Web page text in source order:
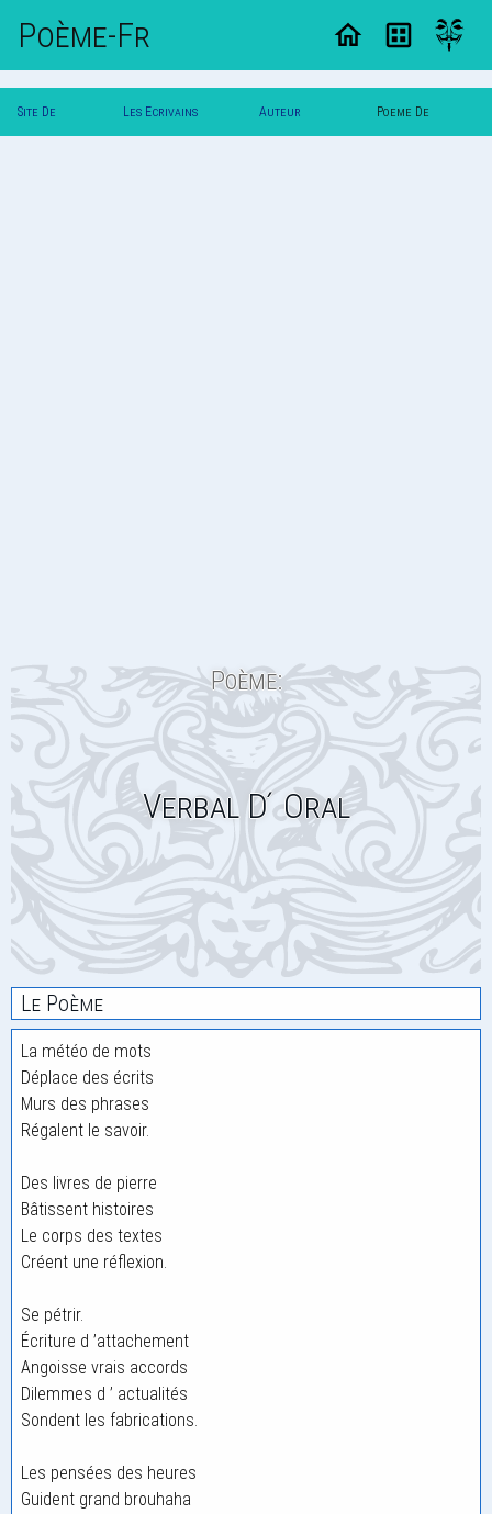
Poème-Fr
Site De Les Ecrivains Auteur Poeme De
Poème:
Verbal D ́ Oral
Le Poème
La météo de mots
Déplace des écrits
Murs des phrases
Régalent le savoir.
Des livres de pierre
Bâtissent histoires
Le corps des textes
Créent une réflexion.
Se pétrir.
Écriture d ’attachement
Angoisse vrais accords
Dilemmes d ’ actualités
Sondent les fabrications.
Les pensées des heures
Guident grand brouhaha